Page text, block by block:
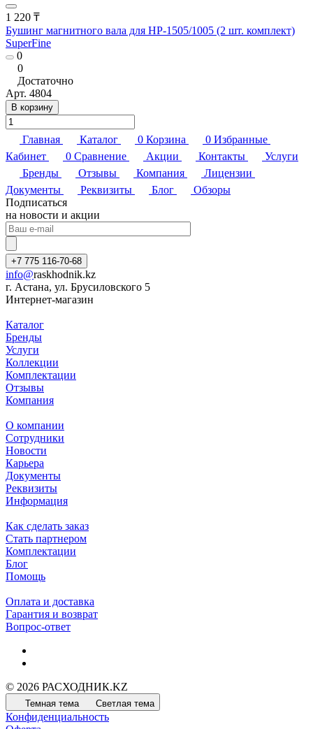
1 220 ₸
Бушинг магнитного вала для HP-1505/1005 (2 шт. комплект)
SuperFine
0
0
Достаточно
Арт. 4804
В корзину
Главная Каталог 0 Корзина 0 Избранные
Кабинет
0 Сравнение Акции Контакты
Услуги
Бренды
Отзывы Компания
Лицензии
Документы
Реквизиты Блог
Обзоры
Подписаться
на новости и акции
+7 775 116-70-68
info@raskhodnik.kz
г. Астана, ул. Брусиловского 5
Интернет-магазин
Каталог
Бренды
Услуги
Коллекции
Комплектации
Отзывы
Компания
О компании
Сотрудники
Новости
Карьера
Документы
Реквизиты
Информация
Как сделать заказ
Стать партнером
Комплектации
Блог
Помощь
Оплата и доставка
Гарантия и возврат
Вопрос-ответ
© 2026 РАСХОДНИК.KZ
Темная тема Светлая тема
Конфиденциальность